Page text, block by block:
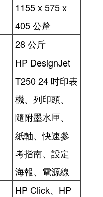
1155 x 575 x
405 公釐
28 公斤
HP DesignJet
T250 24 吋印表
機、列印頭、
隨附墨水匣、
紙軸、快速參
考指南、設定
海報、電源線
HP Click、HP